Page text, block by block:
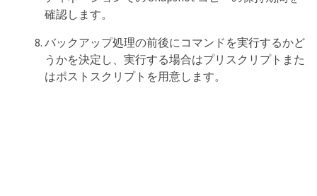
確認します。
バックアップ処理の前後にコマンドを実行するかど
うかを決定し、実行する場合はプリスクリプトまた
はポストスクリプトを用意します。